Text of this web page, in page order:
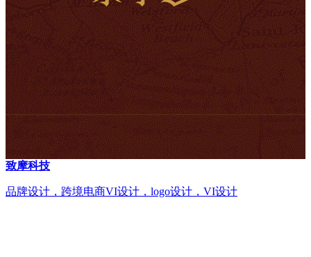
致摩科技
品牌设计，跨境电商VI设计，logo设计，VI设计